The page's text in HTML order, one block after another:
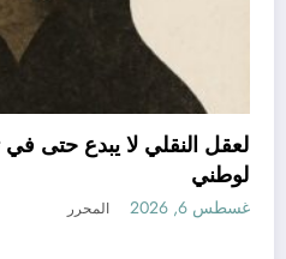
العقل النقلي لا
أغسطس 6, 2026